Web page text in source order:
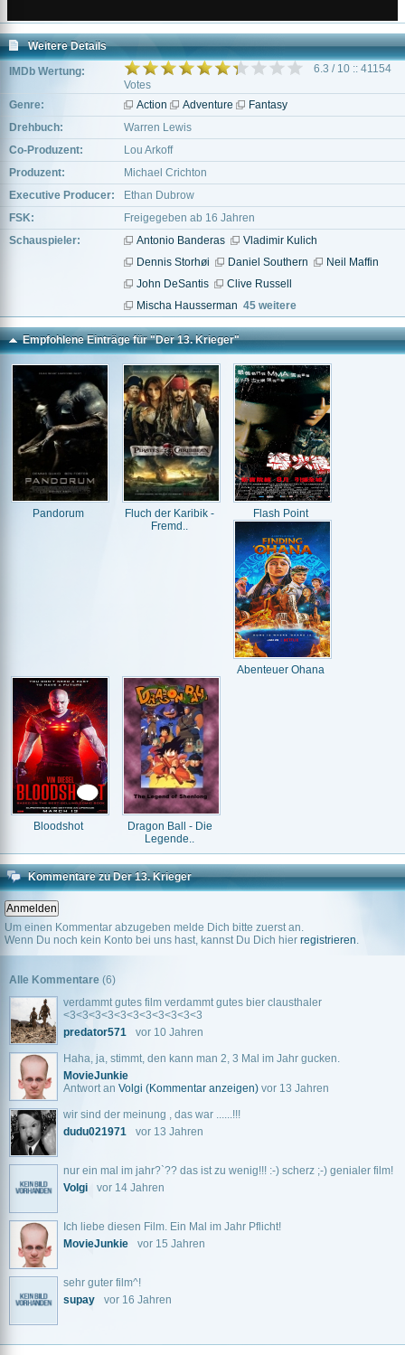
Weitere Details
IMDb Wertung:
6.3 / 10 :: 41154
Votes
Genre:
Action Adventure
Fantasy
Drehbuch:
Warren Lewis
Co-Produzent:
Lou Arkoff
Produzent:
Michael Crichton
Executive Producer:
Ethan Dubrow
FSK:
Freigegeben ab 16 Jahren
Schauspieler:
Antonio Banderas
Vladimir Kulich
Dennis Storhøi
Daniel Southern
Neil Maffin
John DeSantis
Clive Russell
Mischa Hausserman 45 weitere
Empfohlene Einträge für "Der 13. Krieger"
Pandorum
Fluch der Karibik -
Fremd..
Flash Point
Abenteuer Ohana
Bloodshot
Dragon Ball - Die
Legende..
Kommentare zu Der 13. Krieger
Um einen Kommentar abzugeben melde Dich bitte zuerst an.
Wenn Du noch kein Konto bei uns hast, kannst Du Dich hier registrieren.
Alle Kommentare (6)
verdammt gutes film verdammt gutes bier clausthaler
<3<3<3<3<3<3<3<3<3<3<3
predator571
vor 10 Jahren
Haha, ja, stimmt, den kann man 2, 3 Mal im Jahr gucken.
MovieJunkie
Antwort an Volgi (Kommentar anzeigen) vor 13 Jahren
wir sind der meinung , das war ......!!!
dudu021971
vor 13 Jahren
nur ein mal im jahr?`?? das ist zu wenig!!! :-) scherz ;-) genialer film!
Volgi
vor 14 Jahren
Ich liebe diesen Film. Ein Mal im Jahr Pflicht!
MovieJunkie
vor 15 Jahren
sehr guter film^!
supay
vor 16 Jahren